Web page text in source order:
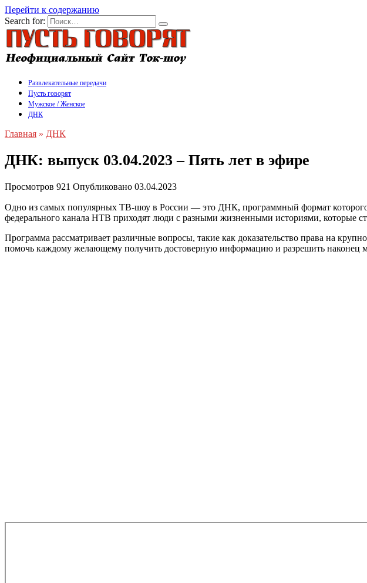
Перейти к содержанию
Search for:
Развлекательные передачи
Пусть говорят
Мужское / Женское
ДНК
Главная » ДНК
ДНК: выпуск 03.04.2023 – Пять лет в эфире
Просмотров 921 Опубликовано 03.04.2023
Одно из самых популярных ТВ-шоу в России — это ДНК, программный формат
федерального канала НТВ приходят люди с разными жизненными историями, которые
Программа рассматривает различные вопросы, такие как доказательство права на
помочь каждому желающему получить достоверную информацию и разрешить наконец